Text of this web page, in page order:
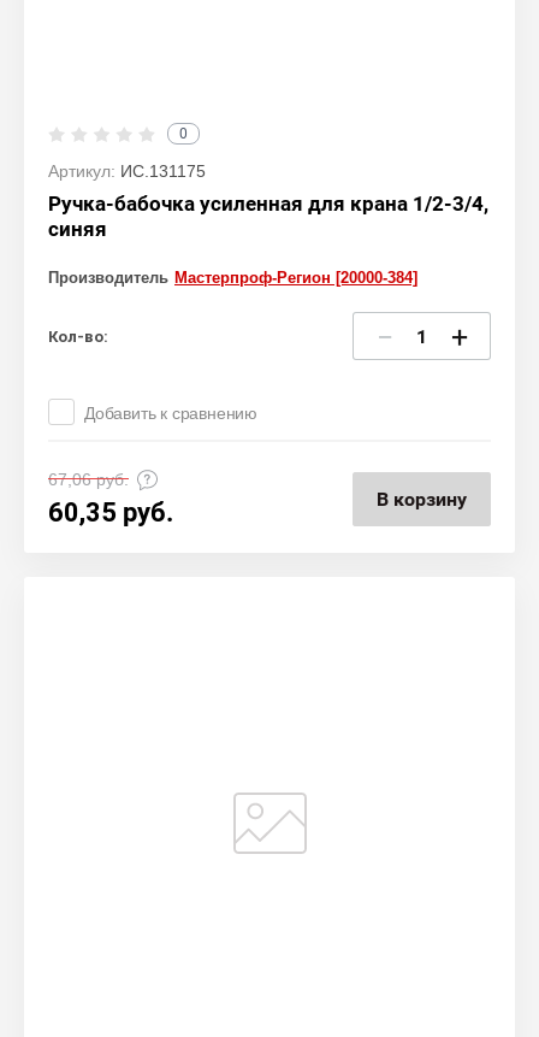
0
Артикул: ИС.131175
Ручка-бабочка усиленная для крана 1/2-3/4,
синяя
Производитель Мастерпроф-Регион [20000-384]
Кол-во: − +
Добавить к сравнению
67,06руб.
60,35 руб. В корзину